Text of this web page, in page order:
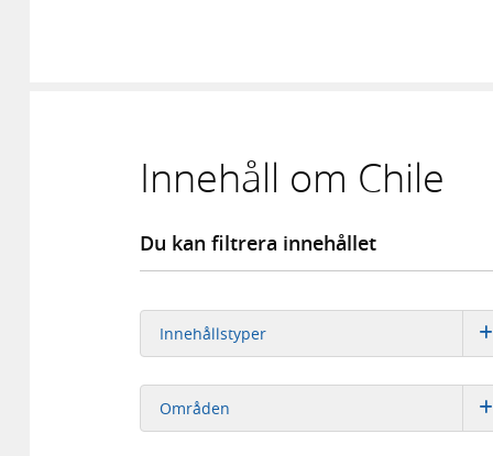
Innehåll om Chile
Du kan filtrera innehållet
Innehållstyper
Områden